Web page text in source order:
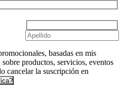
basadas en mis
productos, servicios, eventos
cancelar la suscripción en